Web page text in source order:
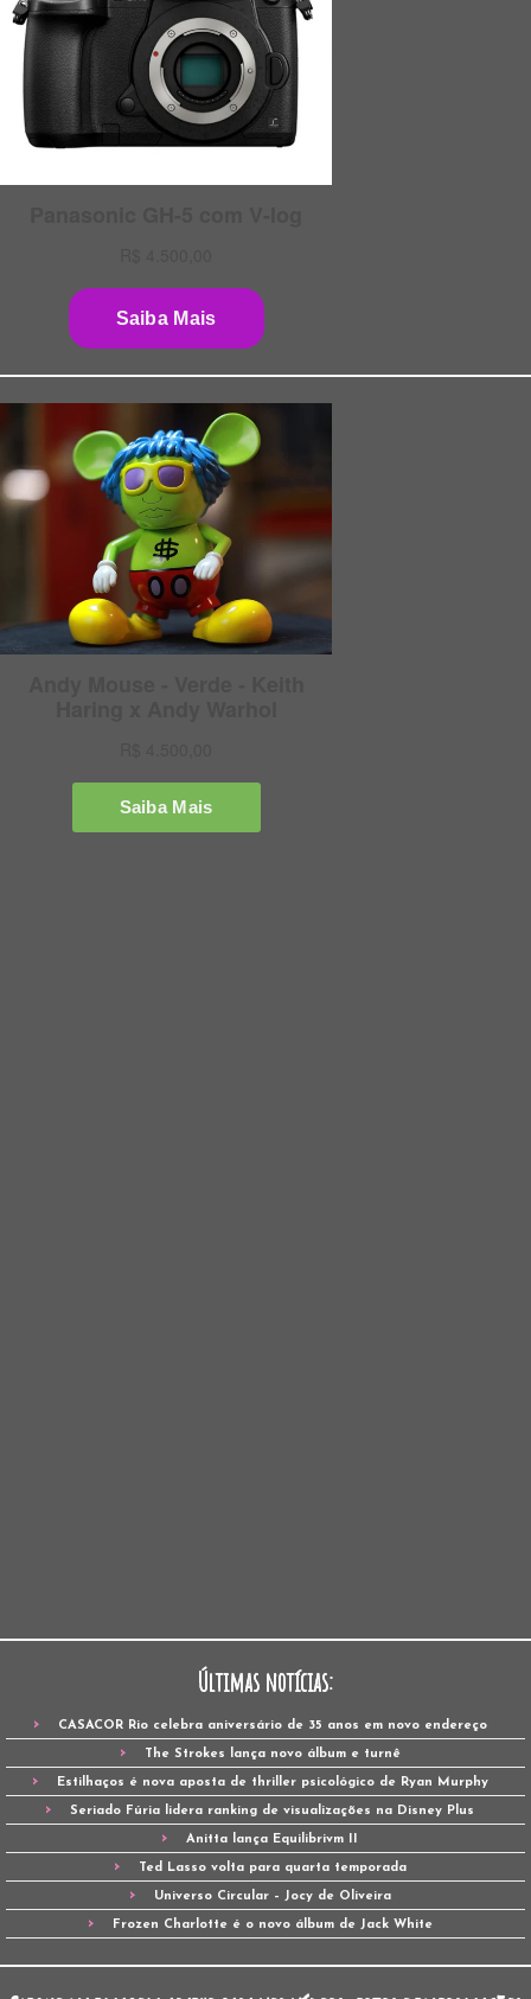
Últimas notícias:
CASACOR Rio celebra aniversário de 35 anos em novo endereço
The Strokes lança novo álbum e turnê
Estilhaços é nova aposta de thriller psicológico de Ryan Murphy
Seriado Fúria lidera ranking de visualizações na Disney Plus
Anitta lança Equilibrivm II
Ted Lasso volta para quarta temporada
Universo Circular – Jocy de Oliveira
Frozen Charlotte é o novo álbum de Jack White